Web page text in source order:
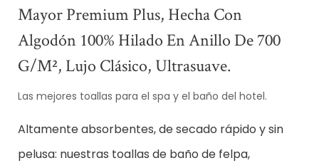
Mayor Premium Plus, Hecha Con
Algodón 100% Hilado En Anillo De 700
G/m², Lujo Clásico, Ultrasuave.
Las mejores toallas para el spa y el baño del hotel.
Altamente absorbentes, de secado rápido y sin
pelusa: nuestras toallas de baño de felpa,